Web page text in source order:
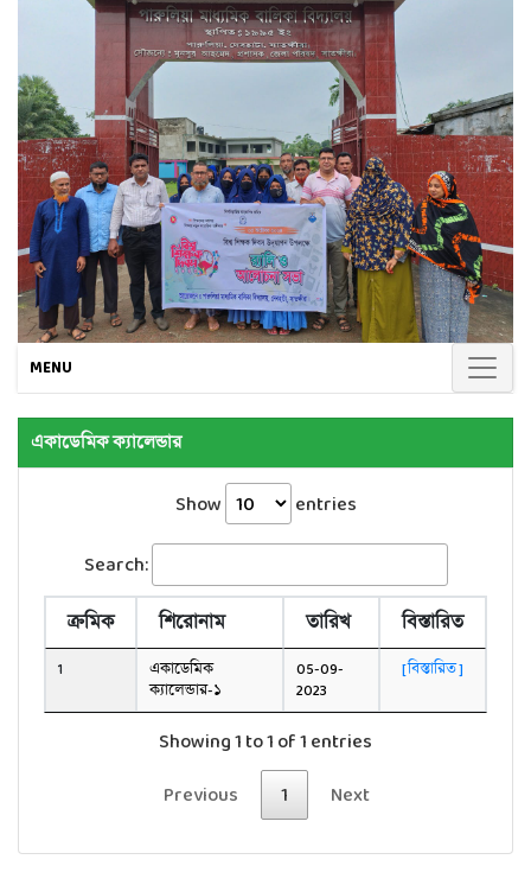
MENU
একাডেমিক ক্যালেন্ডার
Show entries
Search:
ক্রমিক শিরোনাম তারিখ বিস্তারিত
1
একাডেমিক
ক্যালেন্ডার-১
05-09-
2023
[ বিস্তারিত ]
Showing 1 to 1 of 1 entries
Previous
1 Next